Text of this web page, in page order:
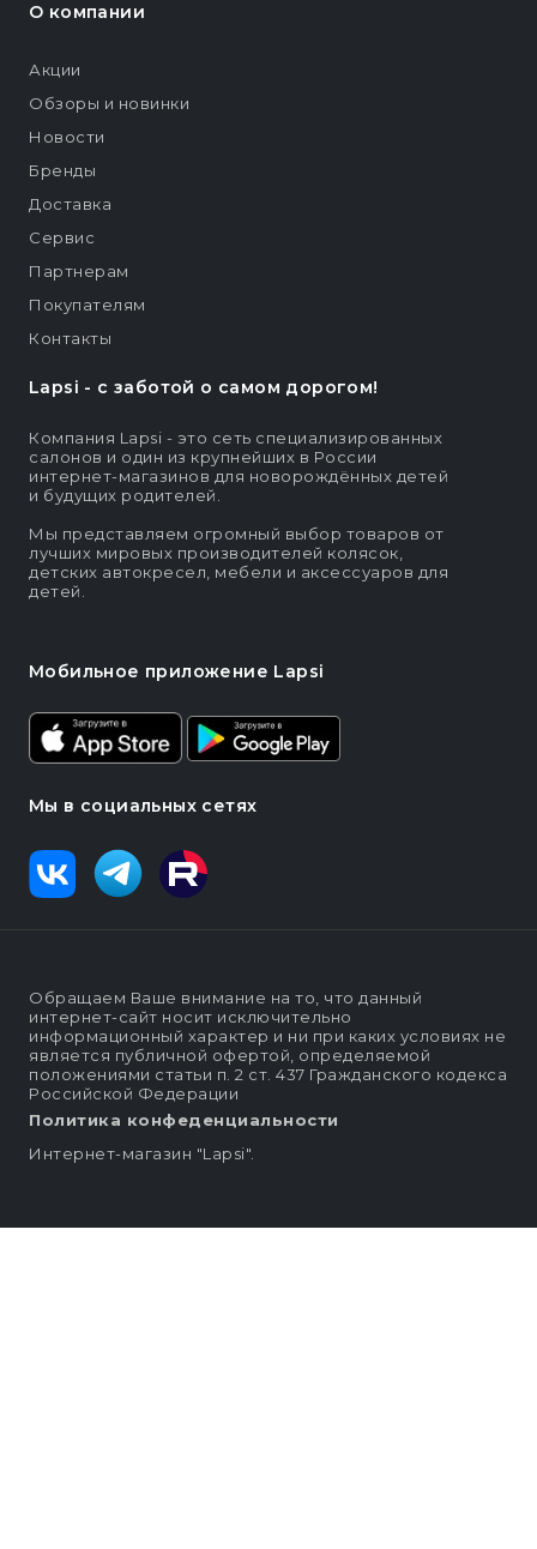
Lapsi - c заботой о самом дорогом!
Компания Lapsi - это сеть специализированных
салонов и один из крупнейших в России
интернет-магазинов для новорождённых детей
и будущих родителей.
Мы представляем огромный выбор товаров от
лучших мировых производителей колясок,
детских автокресел, мебели и аксессуаров для
детей.
Мобильное приложение Lapsi
Мы в социальных сетях
О компании
Акции
Обзоры и новинки
Новости
Бренды
Доставка
Сервис
Партнерам
Покупателям
Контакты
Обращаем Ваше внимание на то, что данный
интернет-сайт носит исключительно
информационный характер и ни при каких условиях не
является публичной офертой, определяемой
положениями статьи п. 2 ст. 437 Гражданского кодекса
Российской Федерации
Политика конфеденциальности
Интернет-магазин "Lapsi".